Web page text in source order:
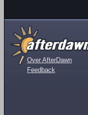
Over AfterDawn
Feedback